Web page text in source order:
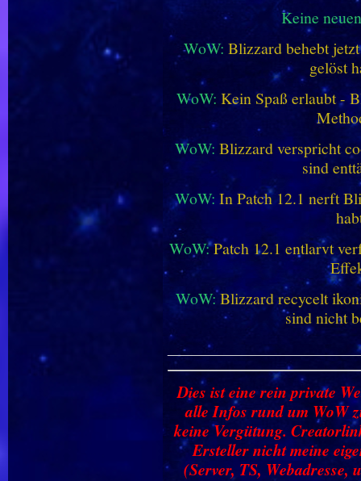
Keine
WoW: Blizzard behebt
gelöst
WoW: Kein Spaß erlaubt -
WoW: Blizzard verspricht
sind
WoW: In Patch 12.1 nerft
WoW:Patch 12.1 entlarvt
WoW:Blizzard recycelt
sind nicht
Dies ist eine rein private
alle Infos rund um WoW
keine Vergütung.
Ersteller nicht meine
(Server, TS, Webadresse,